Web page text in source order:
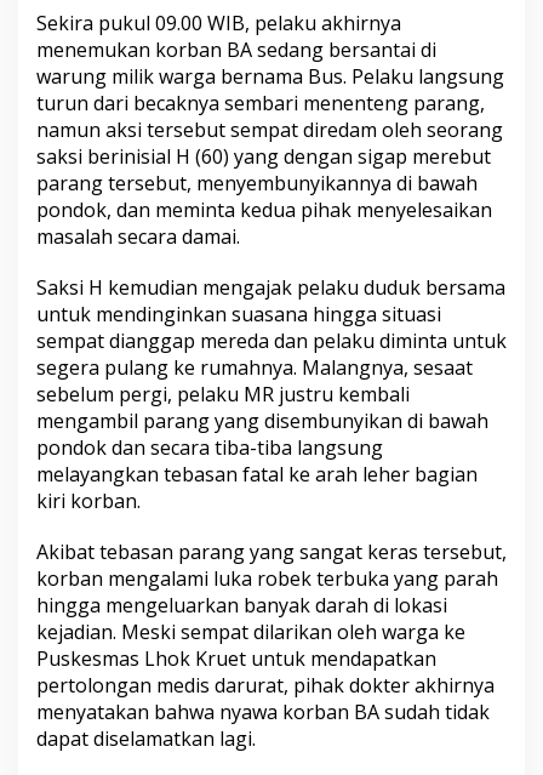
​Sekira pukul 09.00 WIB, pelaku akhirnya
menemukan korban BA sedang bersantai di
warung milik warga bernama Bus. Pelaku langsung
turun dari becaknya sembari menenteng parang,
namun aksi tersebut sempat diredam oleh seorang
saksi berinisial H (60) yang dengan sigap merebut
parang tersebut, menyembunyikannya di bawah
pondok, dan meminta kedua pihak menyelesaikan
masalah secara damai.
​Saksi H kemudian mengajak pelaku duduk bersama
untuk mendinginkan suasana hingga situasi
sempat dianggap mereda dan pelaku diminta untuk
segera pulang ke rumahnya. Malangnya, sesaat
sebelum pergi, pelaku MR justru kembali
mengambil parang yang disembunyikan di bawah
pondok dan secara tiba-tiba langsung
melayangkan tebasan fatal ke arah leher bagian
kiri korban.
​Akibat tebasan parang yang sangat keras tersebut,
korban mengalami luka robek terbuka yang parah
hingga mengeluarkan banyak darah di lokasi
kejadian. Meski sempat dilarikan oleh warga ke
Puskesmas Lhok Kruet untuk mendapatkan
pertolongan medis darurat, pihak dokter akhirnya
menyatakan bahwa nyawa korban BA sudah tidak
dapat diselamatkan lagi.